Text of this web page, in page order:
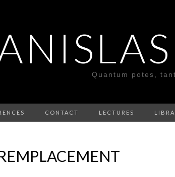
Quantum potes,
CONTACT LECTURES